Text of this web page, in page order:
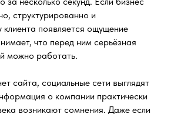
структурированно и
клиента появляется ощущение
что перед ним серьёзная
можно работать.
сайта, социальные сети выглядят
о компании практически
возникают сомнения. Даже если